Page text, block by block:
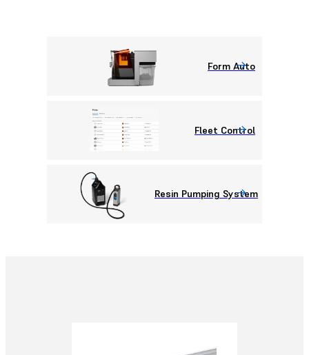
Form Auto
Fleet Control
Resin Pumping System